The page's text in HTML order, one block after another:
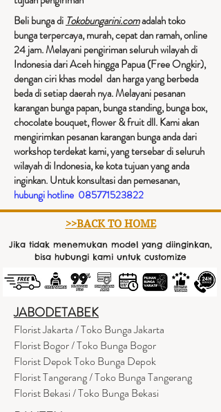
Beli bunga di Tokobungarini.comadalah toko
bunga terpercaya, murah, cepat dan ramah, online
24 jam. Melayani pengiriman seluruh wilayah di
Indonesia dari Aceh hingga Papua (Free Ongkir),
dengan ciri khas model dan harga yang berbeda
beda di setiap daerah nya. Melayani pesanan
karangan bunga papan, bunga standing, bunga box,
chocolate bouquet, flower & fruit dll. Kami akan
mengirimkan pesanan karangan bunga anda dari
workshop terdekat kami, yang tersebar di seluruh
wilayah di Indonesia, ke kota tujuan yang anda
inginkan. Untuk konsultasi dan pemesanan,
hubungi hotline 085771523822
>>BACK TO HOME
Jika tidak menemukan model yang diinginkan,
bisa hubungi kami untuk customize
JABODETABEK
Florist Jakarta / Toko Bunga Jakarta
Florist Bogor / Toko Bunga Bogor
Florist Depok Toko Bunga Depok
Florist Tangerang / Toko Bunga Tangerang
Florist Bekasi / Toko Bunga Bekasi